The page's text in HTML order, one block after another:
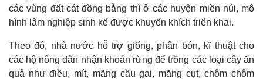
các vùng đất cát đồng bằng thì ở các huyện miền núi, mô
hình lâm nghiệp sinh kế được khuyến khích triển khai.
Theo đó, nhà nước hỗ trợ giống, phân bón, kĩ thuật cho
các hộ nông dân nhận khoán rừng để trồng các loại cây ăn
quả như điều, mít, mãng cầu gai, măng cụt, chôm chôm